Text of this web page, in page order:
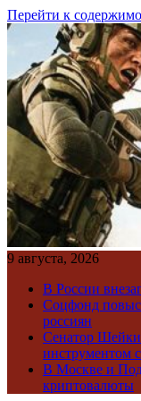
Перейти к
9 августа, 2026
В России
Соцфонд
россиян
Сенатор
инструментом
В Москве и
криптовалюты